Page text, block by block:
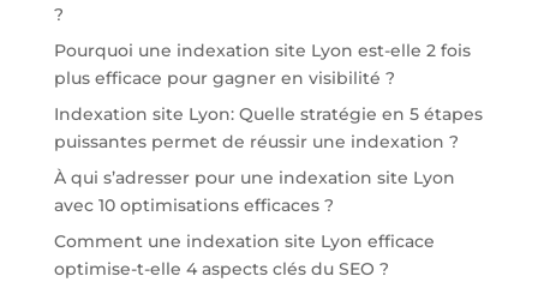
?
Pourquoi une indexation site Lyon est-elle 2 fois
plus efficace pour gagner en visibilité ?
Indexation site Lyon: Quelle stratégie en 5 étapes
puissantes permet de réussir une indexation ?
À qui s’adresser pour une indexation site Lyon
avec 10 optimisations efficaces ?
Comment une indexation site Lyon efficace
optimise-t-elle 4 aspects clés du SEO ?